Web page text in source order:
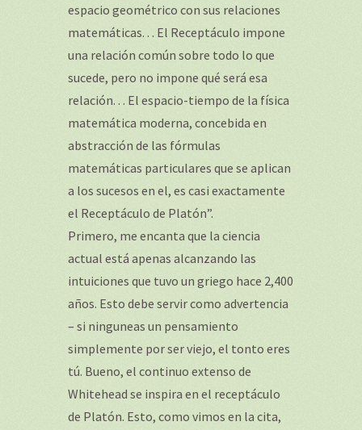
espacio geométrico con sus relaciones
matemáticas. . . El Receptáculo impone
una relación común sobre todo lo que
sucede, pero no impone qué será esa
relación. . . El espacio-tiempo de la física
matemática moderna, concebida en
abstracción de las fórmulas
matemáticas particulares que se aplican
a los sucesos en el, es casi exactamente
el Receptáculo de Platón”.
Primero, me encanta que la ciencia
actual está apenas alcanzando las
intuiciones que tuvo un griego hace 2,400
años. Esto debe servir como advertencia
– si ninguneas un pensamiento
simplemente por ser viejo, el tonto eres
tú. Bueno, el continuo extenso de
Whitehead se inspira en el receptáculo
de Platón. Esto, como vimos en la cita,